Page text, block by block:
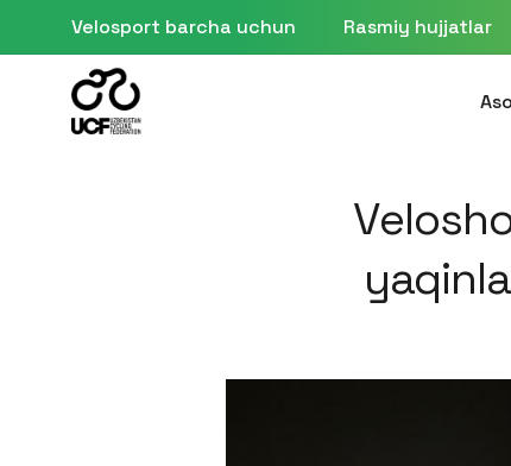
Velosport barcha uchun Rasmiy hujjatlar